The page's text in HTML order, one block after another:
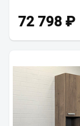
72 798 ₽